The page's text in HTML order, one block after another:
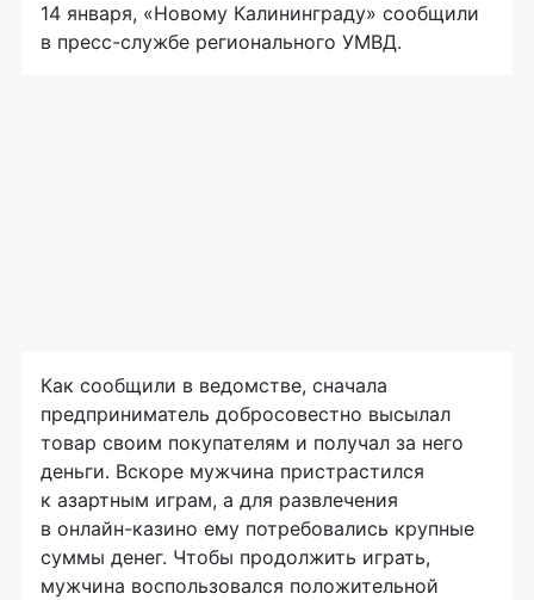
14 января, «Новому Калининграду» сообщили
в пресс-службе регионального УМВД.
Как сообщили в ведомстве, сначала
предприниматель добросовестно высылал
товар своим покупателям и получал за него
деньги. Вскоре мужчина пристрастился
к азартным играм, а для развлечения
в онлайн-казино ему потребовались крупные
суммы денег. Чтобы продолжить играть,
мужчина воспользовался положительной